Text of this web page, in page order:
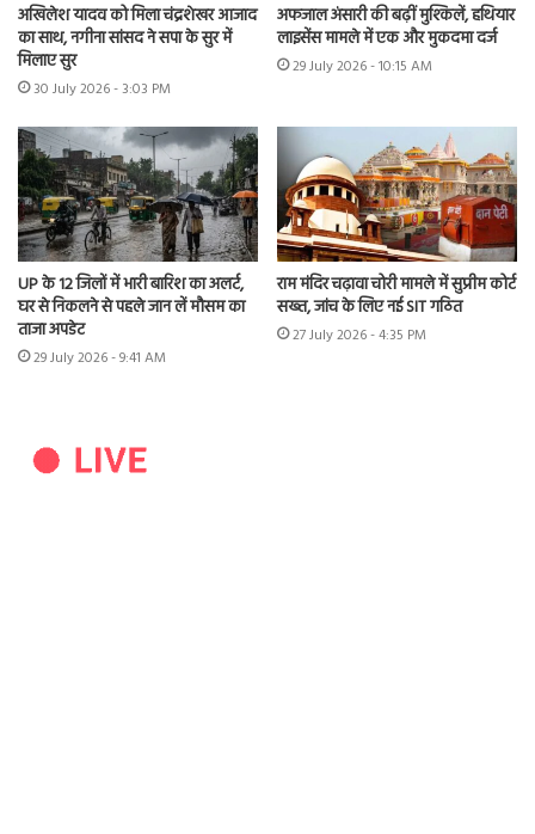
अखिलेश यादव को मिला चंद्रशेखर आजाद
का साथ, नगीना सांसद ने सपा के सुर में
मिलाए सुर
30 July 2026 - 3:03 PM
अफजाल अंसारी की बढ़ीं मुश्किलें, हथियार
लाइसेंस मामले में एक और मुकदमा दर्ज
29 July 2026 - 10:15 AM
UP के 12 जिलों में भारी बारिश का अलर्ट,
घर से निकलने से पहले जान लें मौसम का
ताजा अपडेट
29 July 2026 - 9:41 AM
राम मंदिर चढ़ावा चोरी मामले में सुप्रीम कोर्ट
सख्त, जांच के लिए नई SIT गठित
27 July 2026 - 4:35 PM